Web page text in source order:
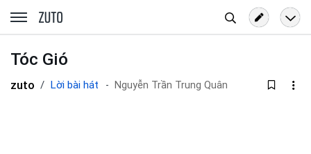
zuto.vn
kiếm
Tóc Gió
zuto Lời bài hát Nguyễn Trần Trung Quân